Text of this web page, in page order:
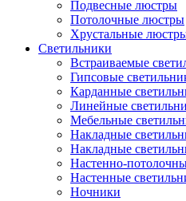
Подвесные люстры
Потолочные люстры
Хрустальные
Светильники
Встраиваемые
Гипсовые
Карданные
Линейные
Мебельные
Накладные
Накладные
Настенно-
Настенные
Ночники